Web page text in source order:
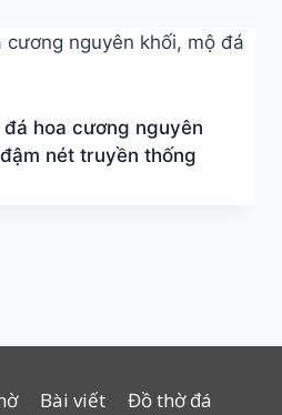
hoa cương nguyên
nét truyền thống
Bài viết
Đồ thờ đá